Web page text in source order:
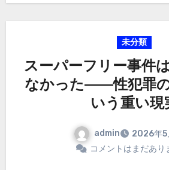
未分類
スーパーフリー事件
なかった――性犯罪の
いう重い現
admin
2026年5
コメントはまだあり